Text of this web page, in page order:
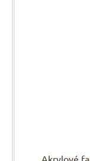
Akrylové